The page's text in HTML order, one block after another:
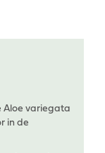
Aloe variegata
in de